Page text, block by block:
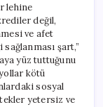
lehine
değil,
ve afet
şart,”
yüz tuttuğunu
kötü
sosyal
yetersiz ve